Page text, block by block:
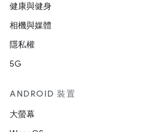
健康與健身
相機與媒體
隱私權
5G
ANDROID 裝置
大螢幕